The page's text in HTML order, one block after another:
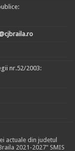
nr.52/2003:
actuale din judetul
2021-2027" SMIS